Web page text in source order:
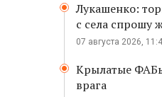
Лукашенко:
с села спрошу
07 августа 2026,
Крылатые
врага